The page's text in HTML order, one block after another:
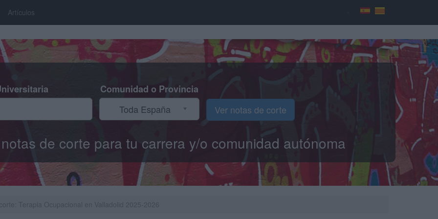
Artículos
Comunidad o Provincia
Toda España
Ver notas de corte
de corte para tu carrera y/o comunidad autónoma